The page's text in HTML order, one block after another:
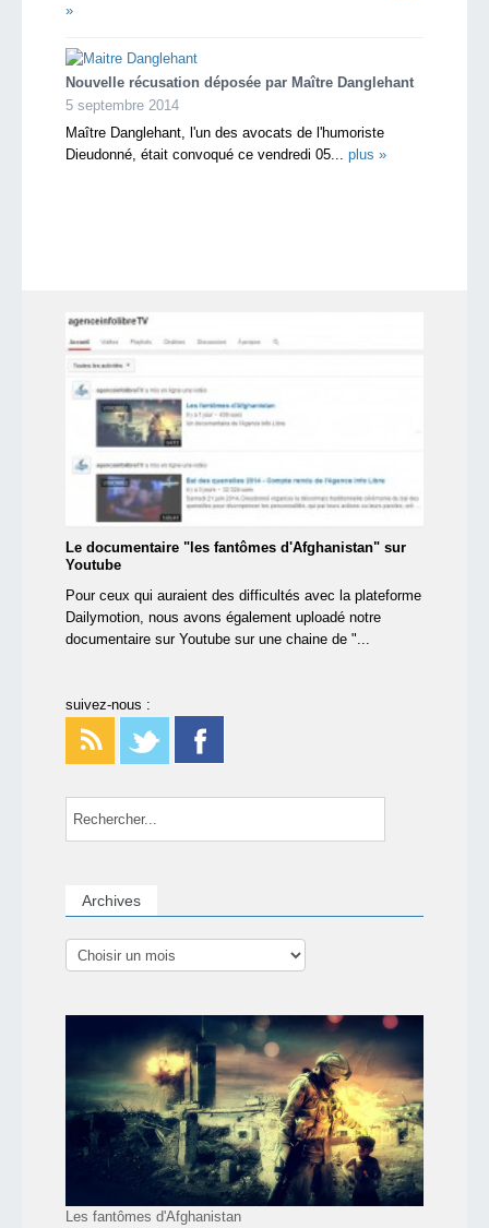
»
Nouvelle récusation déposée par Maître Danglehant
5 septembre 2014
Maître Danglehant, l'un des avocats de l'humoriste
Dieudonné, était convoqué ce vendredi 05... plus »
Le documentaire "les fantômes d'Afghanistan" sur
Youtube
Pour ceux qui auraient des difficultés avec la plateforme
Dailymotion, nous avons également uploadé notre
documentaire sur Youtube sur une chaine de "...
suivez-nous :
Archives
Les fantômes d'Afghanistan